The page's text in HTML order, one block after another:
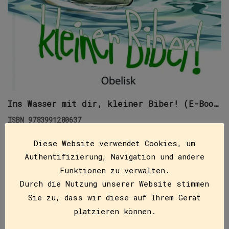
Ins Wasser mit dir, kleiner Biber! (E-Book)
ISBN 9783991280637
Das erste Jahr im Leben eines Bibers. Schon während
dieser Monate ist viel zu lernen: untertauchen,
lange schwimmen, Uferböschungen erklimmen, Bäume
Diese Website verwendet Cookies, um
Authentifizierung, Navigation und andere
Funktionen zu verwalten.
Durch die Nutzung unserer Website stimmen
Sie zu, dass wir diese auf Ihrem Gerät
platzieren können.